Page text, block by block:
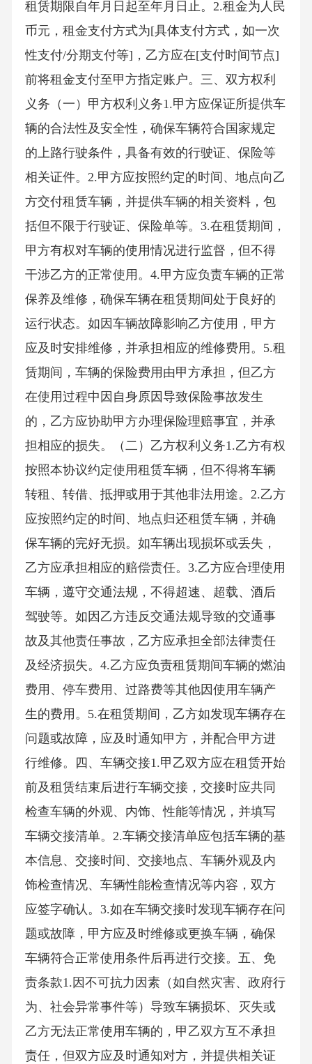
租赁期限自年月日起至年月日止。2.租金为人民
币元，租金支付方式为[具体支付方式，如一次
性支付/分期支付等]，乙方应在[支付时间节点]
前将租金支付至甲方指定账户。三、双方权利
义务（一）甲方权利义务1.甲方应保证所提供车
辆的合法性及安全性，确保车辆符合国家规定
的上路行驶条件，具备有效的行驶证、保险等
相关证件。2.甲方应按照约定的时间、地点向乙
方交付租赁车辆，并提供车辆的相关资料，包
括但不限于行驶证、保险单等。3.在租赁期间，
甲方有权对车辆的使用情况进行监督，但不得
干涉乙方的正常使用。4.甲方应负责车辆的正常
保养及维修，确保车辆在租赁期间处于良好的
运行状态。如因车辆故障影响乙方使用，甲方
应及时安排维修，并承担相应的维修费用。5.租
赁期间，车辆的保险费用由甲方承担，但乙方
在使用过程中因自身原因导致保险事故发生
的，乙方应协助甲方办理保险理赔事宜，并承
担相应的损失。（二）乙方权利义务1.乙方有权
按照本协议约定使用租赁车辆，但不得将车辆
转租、转借、抵押或用于其他非法用途。2.乙方
应按照约定的时间、地点归还租赁车辆，并确
保车辆的完好无损。如车辆出现损坏或丢失，
乙方应承担相应的赔偿责任。3.乙方应合理使用
车辆，遵守交通法规，不得超速、超载、酒后
驾驶等。如因乙方违反交通法规导致的交通事
故及其他责任事故，乙方应承担全部法律责任
及经济损失。4.乙方应负责租赁期间车辆的燃油
费用、停车费用、过路费等其他因使用车辆产
生的费用。5.在租赁期间，乙方如发现车辆存在
问题或故障，应及时通知甲方，并配合甲方进
行维修。四、车辆交接1.甲乙双方应在租赁开始
前及租赁结束后进行车辆交接，交接时应共同
检查车辆的外观、内饰、性能等情况，并填写
车辆交接清单。2.车辆交接清单应包括车辆的基
本信息、交接时间、交接地点、车辆外观及内
饰检查情况、车辆性能检查情况等内容，双方
应签字确认。3.如在车辆交接时发现车辆存在问
题或故障，甲方应及时维修或更换车辆，确保
车辆符合正常使用条件后再进行交接。五、免
责条款1.因不可抗力因素（如自然灾害、政府行
为、社会异常事件等）导致车辆损坏、灭失或
乙方无法正常使用车辆的，甲乙双方互不承担
责任，但双方应及时通知对方，并提供相关证